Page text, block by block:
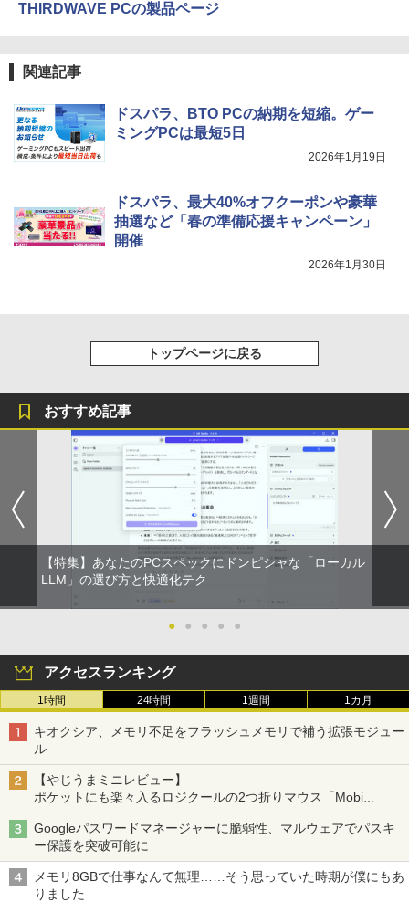
THIRDWAVE PCの製品ページ
関連記事
ドスパラ、BTO PCの納期を短縮。ゲー
ミングPCは最短5日
2026年1月19日
ドスパラ、最大40%オフクーポンや豪華
抽選など「春の準備応援キャンペーン」
開催
2026年1月30日
トップページに戻る
おすすめ記事
【特集】あなたのPCスペックにドンピシャな「ローカル
LLM」の選び方と快適化テク
● ● ● ● ●
アクセスランキング
1時間 24時間 1週間 1カ月
キオクシア、メモリ不足をフラッシュメモリで補う拡張モジュー
ル
【やじうまミニレビュー】
ポケットにも楽々入るロジクールの2つ折りマウス「Mobi
Fold」。その気になるギミックとは？
Googleパスワードマネージャーに脆弱性、マルウェアでパスキ
ー保護を突破可能に
メモリ8GBで仕事なんて無理……そう思っていた時期が僕にもあ
りました